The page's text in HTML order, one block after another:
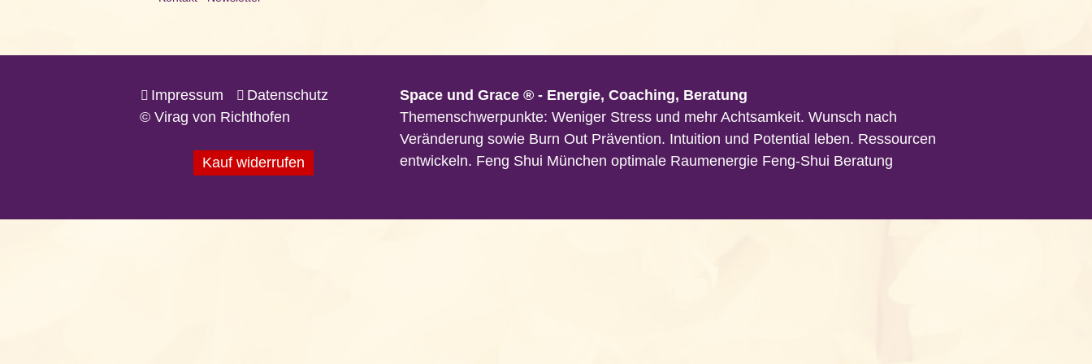
Impressum
Datenschutz
© Virag von Richthofen
Kauf widerrufen
Space und Grace ® - Energie, Coaching, Beratung
Themenschwerpunkte: Weniger Stress und mehr Achtsamkeit. Wunsch nach
Veränderung sowie Burn Out Prävention. Intuition und Potential leben. Ressourcen
entwickeln. Feng Shui München optimale Raumenergie Feng-Shui Beratung